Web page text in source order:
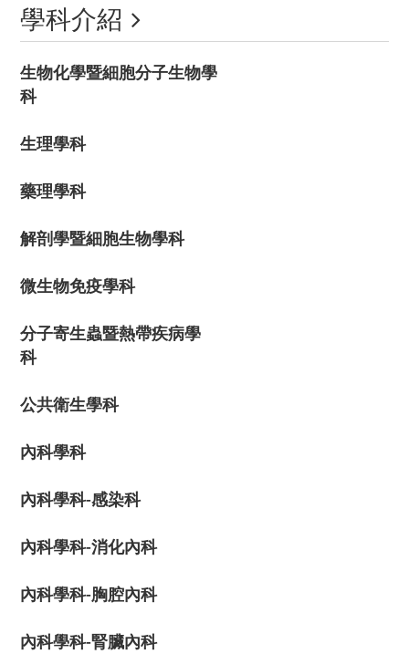
學科介紹
生物化學暨細胞分子生物學
科
生理學科
藥理學科
解剖學暨細胞生物學科
微生物免疫學科
分子寄生蟲暨熱帶疾病學
科
公共衛生學科
內科學科
內科學科-感染科
內科學科-消化內科
內科學科-胸腔內科
內科學科-腎臟內科